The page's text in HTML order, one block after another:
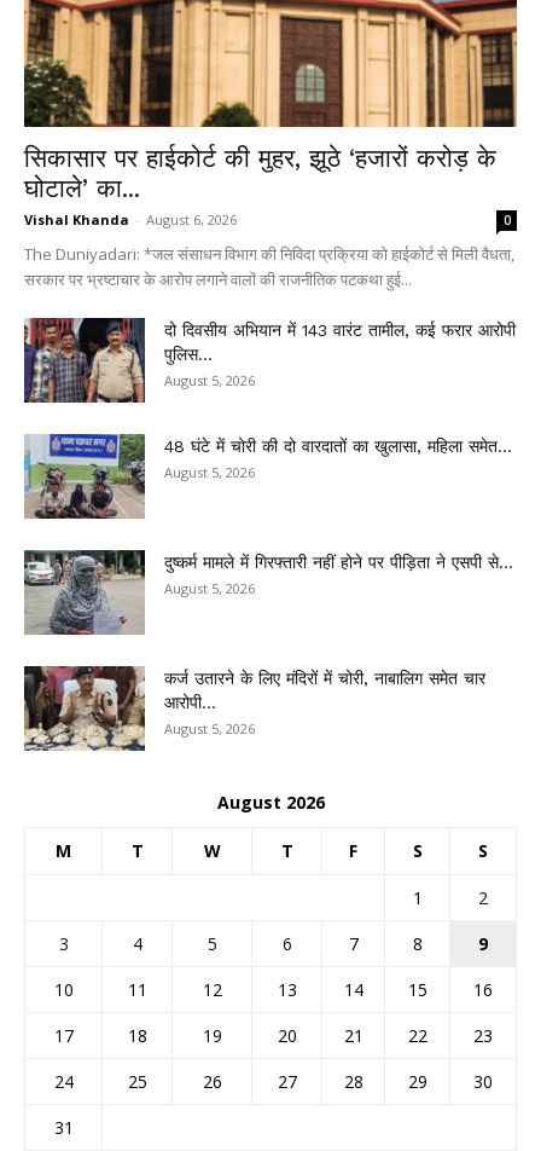
सिकासार पर हाईकोर्ट की मुहर, झूठे ‘हजारों करोड़ के
घोटाले’ का...
Vishal Khanda - August 6, 2026 0
The Duniyadari: *जल संसाधन विभाग की निविदा प्रक्रिया को हाईकोर्ट से मिली वैधता,
सरकार पर भ्रष्टाचार के आरोप लगाने वालों की राजनीतिक पटकथा हुई...
दो दिवसीय अभियान में 143 वारंट तामील, कई फरार आरोपी
पुलिस...
August 5, 2026
48 घंटे में चोरी की दो वारदातों का खुलासा, महिला समेत...
August 5, 2026
दुष्कर्म मामले में गिरफ्तारी नहीं होने पर पीड़िता ने एसपी से...
August 5, 2026
कर्ज उतारने के लिए मंदिरों में चोरी, नाबालिग समेत चार
आरोपी...
August 5, 2026
August 2026
M T W T F S S
1
2
3
4 5 6 7 8
9
10
11 12 13 14 15
16
17
18 19 20 21 22
23
24
25 26 27 28 29
30
31